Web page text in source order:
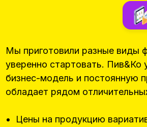
Мы приготовили разные виды
уверенно стартовать. Пив&Ко
бизнес-модель и постоянную
обладает рядом
Цены на продукцию